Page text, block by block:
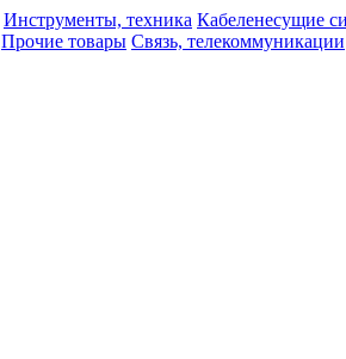
Инструменты, техника Кабеленесущие
Прочие товары Связь, телекоммуникации